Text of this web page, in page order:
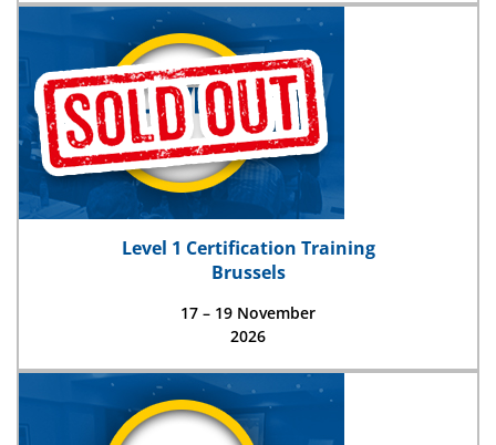
Level 1 Certification Training
Brussels
17 – 19 November
2026